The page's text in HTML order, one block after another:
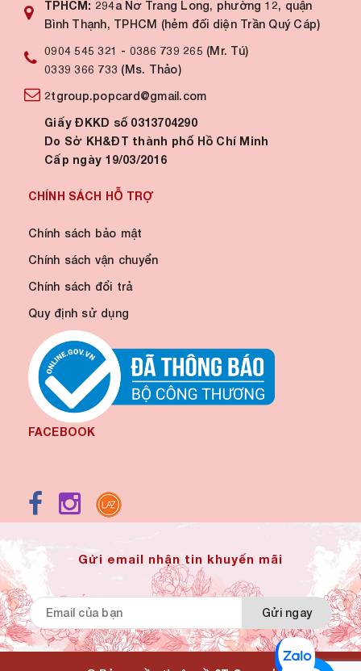
TPHCM: 294a Nơ Trang Long, phường 12, quận
Bình Thạnh, TPHCM (hẻm đối diện Trần Quý Cáp)
0904 545 321 - 0386 739 265 (Mr. Tú)
0339 366 733 (Ms. Thảo)
2tgroup.popcard@gmail.com
Giấy ĐKKD số 0313704290
Do Sở KH&ĐT thành phố Hồ Chí Minh
Cấp ngày 19/03/2016
CHÍNH SÁCH HỖ TRỢ
Chính sách bảo mật
Chính sách vận chuyển
Chính sách đổi trả
Quy định sử dụng
FACEBOOK
Gửi email nhận tin khuyến mãi
Gửi ngay